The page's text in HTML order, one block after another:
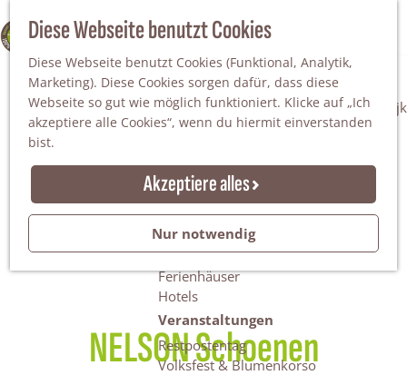
Diese Webseite benutzt Cookies
Diese Webseite benutzt Cookies (Funktional, Analytik,
Marketing). Diese Cookies sorgen dafür, dass diese
Webseite so gut wie möglich funktioniert. Klicke auf „Ich
akzeptiere alle Cookies“, wenn du hiermit einverstanden
bist.
Akzeptiere alles
Nur notwendig
100% WINTERSWIJK
S
u
c
h
e
n
M
e
n
ü
Da staunt man!
Freiheitsbäume
Natur
Naturgebiete
Nationaler Landschaftspark Winterswijk
Der Steingrube
Gärten & Parks
Übernachten
Campingplätze & Ferienparks
Gruppenunterkünfte
Bed & Breakfasts
Ferienhäuser
Hotels
Veranstaltungen
Restpostentag
Volksfest & Blumenkorso
NELSON Schoenen